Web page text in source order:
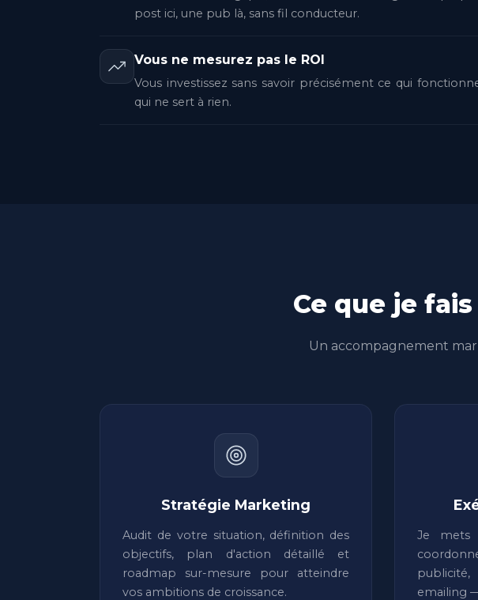
post ici, une pub là, sans fil conducteur.
Vous ne mesurez pas le ROI
Vous investissez sans savoir précisément ce qui
qui ne sert à rien.
Ce que je
Un accompagnement
Stratégie Marketing
Audit de votre situation, définition des
objectifs, plan d'action détaillé et
roadmap sur-mesure pour atteindre
vos ambitions de croissance.
Je mets
emailing